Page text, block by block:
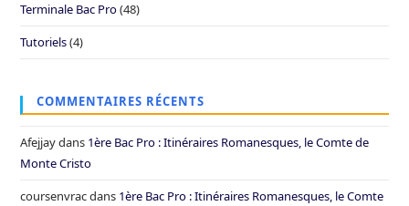
Terminale Bac Pro(48)
Tutoriels(4)
COMMENTAIRES RÉCENTS
Afejjaydans 1ère Bac Pro : Itinéraires Romanesques, le Comte de
Monte Cristo
coursenvracdans 1ère Bac Pro : Itinéraires Romanesques, le Comte